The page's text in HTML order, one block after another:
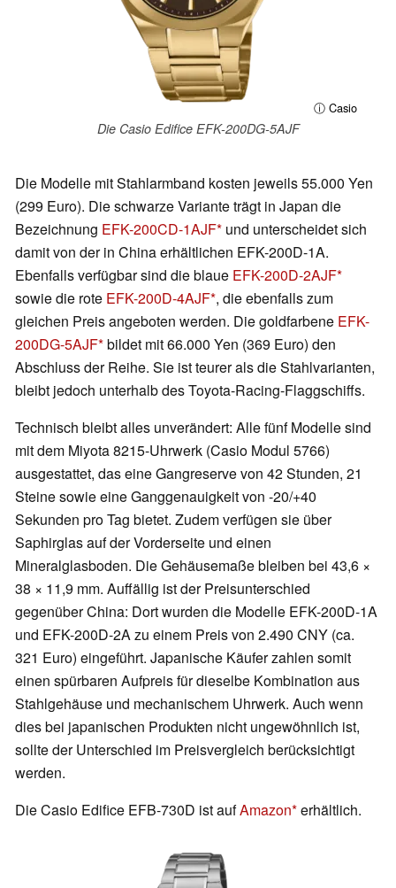
ⓘ Casio
Die Casio Edifice EFK-200DG-5AJF
Die Modelle mit Stahlarmband kosten jeweils 55.000 Yen
(299 Euro). Die schwarze Variante trägt in Japan die
Bezeichnung EFK-200CD-1AJF und unterscheidet sich
damit von der in China erhältlichen EFK-200D-1A.
Ebenfalls verfügbar sind die blaue EFK-200D-2AJF
sowie die rote EFK-200D-4AJF , die ebenfalls zum
gleichen Preis angeboten werden. Die goldfarbene EFK-
200DG-5AJF bildet mit 66.000 Yen (369 Euro) den
Abschluss der Reihe. Sie ist teurer als die Stahlvarianten,
bleibt jedoch unterhalb des Toyota-Racing-Flaggschiffs.
Technisch bleibt alles unverändert: Alle fünf Modelle sind
mit dem Miyota 8215-Uhrwerk (Casio Modul 5766)
ausgestattet, das eine Gangreserve von 42 Stunden, 21
Steine sowie eine Ganggenauigkeit von -20/+40
Sekunden pro Tag bietet. Zudem verfügen sie über
Saphirglas auf der Vorderseite und einen
Mineralglasboden. Die Gehäusemaße bleiben bei 43,6 ×
38 × 11,9 mm. Auffällig ist der Preisunterschied
gegenüber China: Dort wurden die Modelle EFK-200D-1A
und EFK-200D-2A zu einem Preis von 2.490 CNY (ca.
321 Euro) eingeführt. Japanische Käufer zahlen somit
einen spürbaren Aufpreis für dieselbe Kombination aus
Stahlgehäuse und mechanischem Uhrwerk. Auch wenn
dies bei japanischen Produkten nicht ungewöhnlich ist,
sollte der Unterschied im Preisvergleich berücksichtigt
werden.
Die Casio Edifice EFB-730D ist aufAmazon erhältlich.